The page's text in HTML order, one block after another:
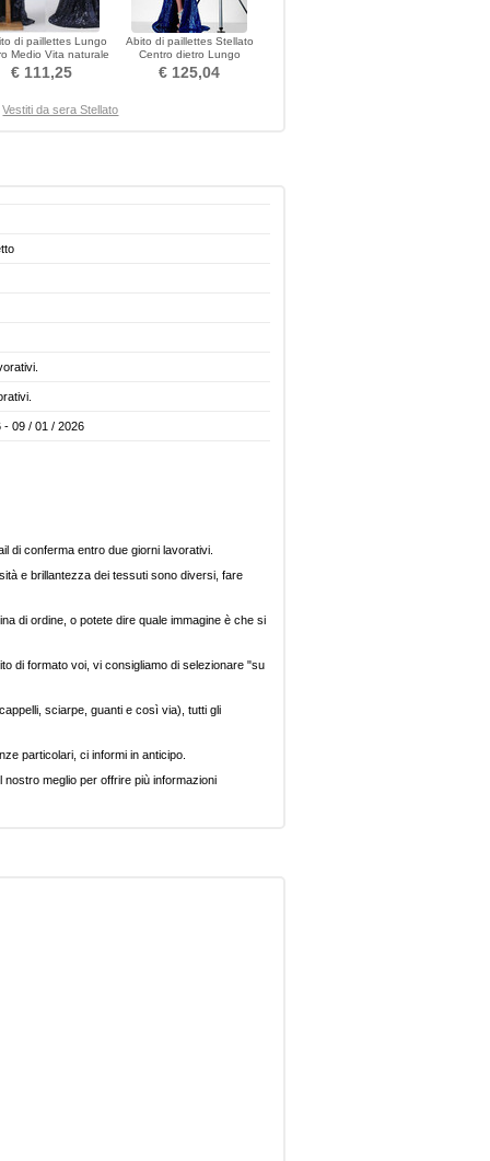
di paillettes Lungo
Medio Vita naturale
Banchetto
€ 111,25
Abito di paillettes Stellato
Centro dietro Lungo
Primavera Stretto
€ 125,04
Vestiti da sera Stellato
- 09 / 01 / 2026
di conferma entro due giorni lavorativi.
e brillantezza dei tessuti sono diversi, fare
di ordine, o potete dire quale immagine è che si
di formato voi, vi consigliamo di selezionare "su
sciarpe, guanti e così via), tutti gli
particolari, ci informi in anticipo.
meglio per offrire più informazioni